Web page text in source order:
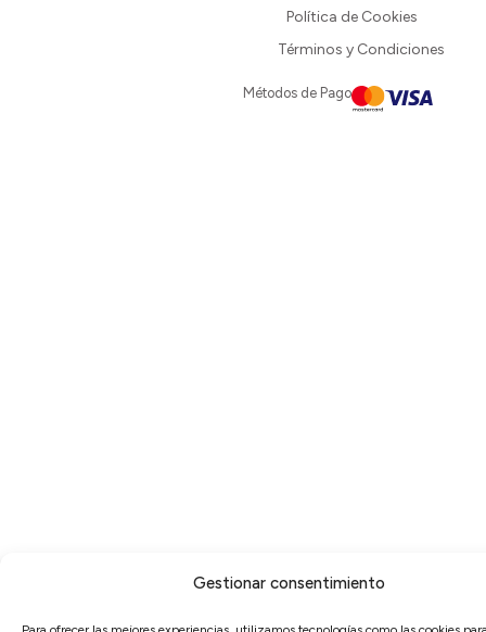
Gestionar consentimiento
Política de Cookies
Términos y Condiciones
Métodos de Pago